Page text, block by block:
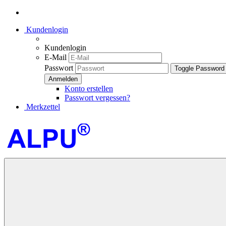
Kundenlogin
Kundenlogin
E-Mail
Passwort
Toggle
Konto erstellen
Passwort vergessen?
Merkzettel